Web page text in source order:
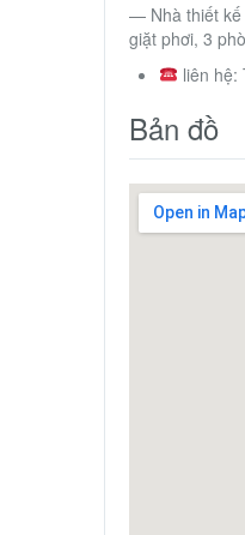
— Nhà thiết kế
giặt phơi, 3
liên hệ:
Bản đồ